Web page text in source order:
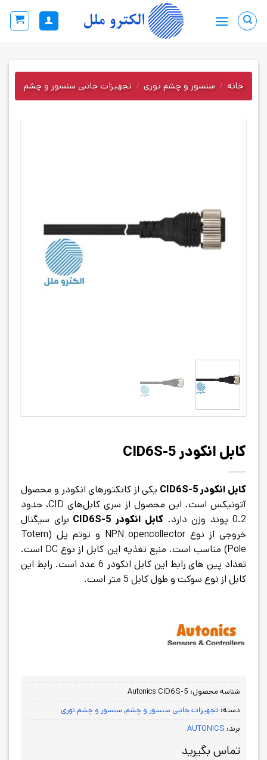
خانه / سنسور و چشم نوری / تجهیزات جانبی سنسور و چشم
کابل انکودر CID6S-5
کابل انکودرCID6S-5 یکی از کانکتورهای انکودر و محصول
آتونیکس است. این محصول از سری کابل‌های CID، حدود
0.2 پوند وزن دارد.
کابل انکودر CID6S-5 برای سیگنال
خروجی از نوع NPN opencollector و توتم پل (Totem
Pole) مناسب است. منبع تغذیه این کابل از نوع DC است.
تعداد پین های رابط این کابل انکودر 6 عدد است. رابط این
کابل از نوع سوکت و طول کابل 5 متر است.
شناسه محصول: Autonics CID6S-5
دسته: تجهیزات جانبی سنسور و چشم, سنسور و چشم نوری
برند: AUTONICS
تماس بگیرید